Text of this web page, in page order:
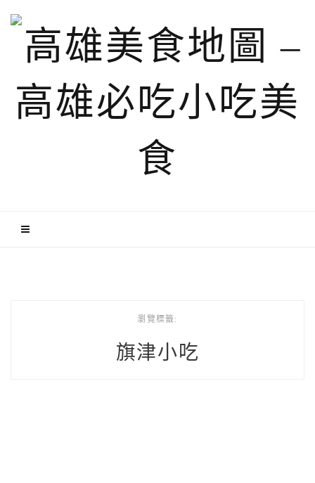
瀏覽標籤:
旗津小吃